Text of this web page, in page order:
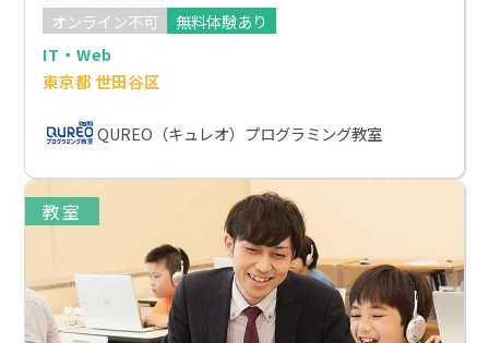
オンライン不可
無料体験あり
IT・Web
東京都 世田谷区
QUREO（キュレオ）プログラミング教室
教室